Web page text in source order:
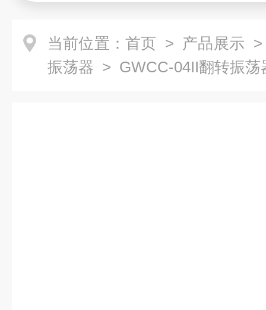
当前位置： 首页 > 产品展示
振荡器 > GWCC-04II翻转振荡